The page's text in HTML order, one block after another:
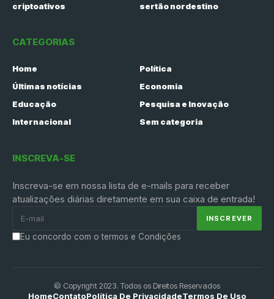
criptoativos
sertão nordestino
CATEGORIAS
Home
Política
Últimas notícias
Economia
Educação
Pesquisa e Inovação
Internacional
Sem categoria
INSCREVA-SE
Inscreva-se em nossa lista de e-mails para receber
atualizações diárias diretamente em sua caixa de entrada!
Eu concordo com o termos e Condições
© Copyright 2023. Todos os Direitos Reservados
HomeContatoPolítica De PrivacidadeTermos De Uso